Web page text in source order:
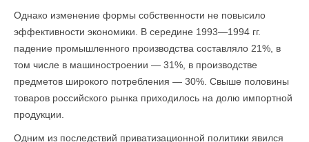
Однако изменение формы собственности не повысило
эффективности экономики. В середине 1993—1994 гг.
падение промышленного производства составляло 21%, в
том числе в машиностроении — 31%, в производстве
предметов широкого потребления — 30%. Свыше половины
товаров российского рынка приходилось на долю импортной
продукции.
Одним из последствий приватизационной политики явился